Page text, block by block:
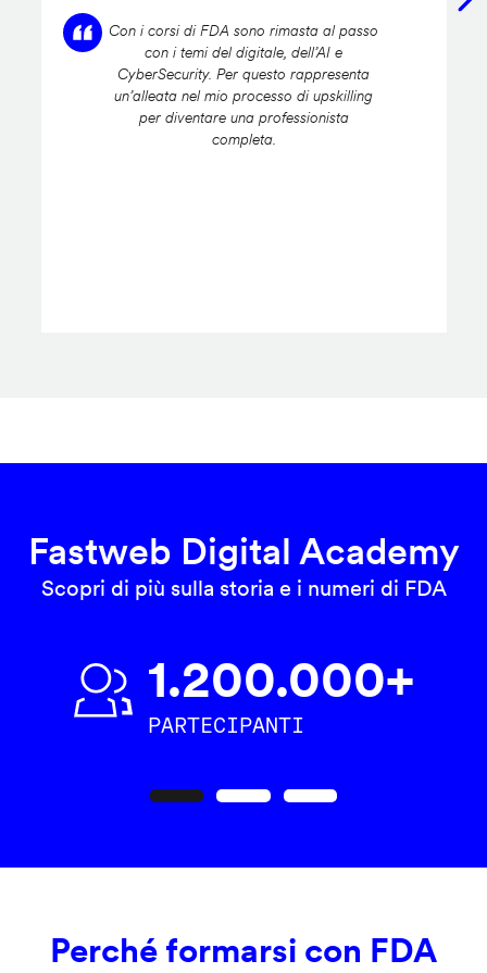
Con i corsi di FDA sono rimasta al passo
con i temi del digitale, dell’AI e
CyberSecurity. Per questo rappresenta
un’alleata nel mio processo di upskilling
per diventare una professionista
completa.
Fastweb Digital Academy
Scopri di più sulla storia e i numeri di FDA
1.200.000+
PARTECIPANTI
Perché formarsi con FDA